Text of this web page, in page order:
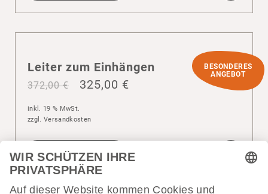
Leiter zum Einhängen
BESONDERES
ANGEBOT
372,00€ 325,00 €
inkl. 19 % MwSt.
zzgl. Versandkosten
ZUM PRODUKT